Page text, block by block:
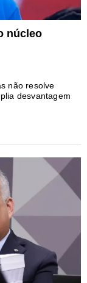
núcleo
não resolve
desvantagem